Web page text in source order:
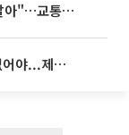
'굿 윌 헌팅' 배우 "기아 EV2 덕분에 살아"…교통사고 후 안전성 극찬
李대통령 “청년이 결혼 망설이는 일 없어야...제도상 불이익 조사”